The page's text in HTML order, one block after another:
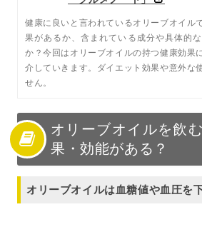
健康に良いと言われているオリーブオイル
果があるか、含まれている成分や具体的
か？今回はオリーブオイルの持つ健康効果
介していきます。ダイエット効果や意外な
せん。
オリーブオイルを飲
果・効能がある？
オリーブオイルは血糖値や血圧を